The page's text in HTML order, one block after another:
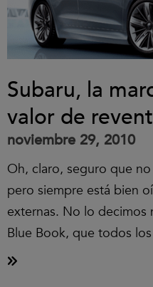
Subaru, la
valor de
noviembre 29, 2010
Oh, claro, seguro que
pero siempre está bien
externas. No lo
Blue Book, que todos